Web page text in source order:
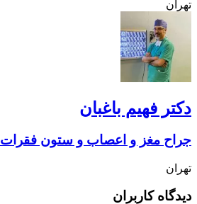
تهران
دکتر فهیم باغبان
جراح مغز و اعصاب و ستون فقرات
تهران
دیدگاه کاربران